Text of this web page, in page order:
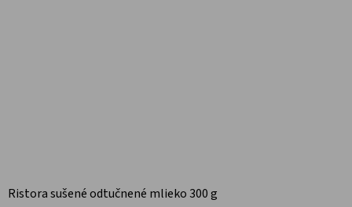
Ristora sušené odtučnené mlieko 300 g